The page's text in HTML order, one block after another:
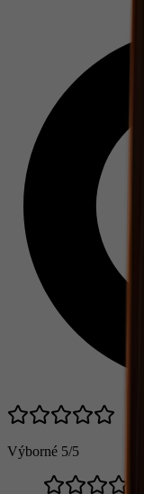
Výborné 5/5